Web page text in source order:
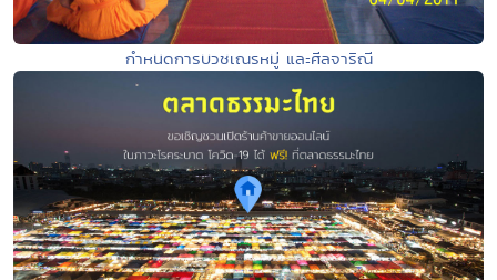
กำหนดการบวชเณรหมู่ และศีลจาริณี